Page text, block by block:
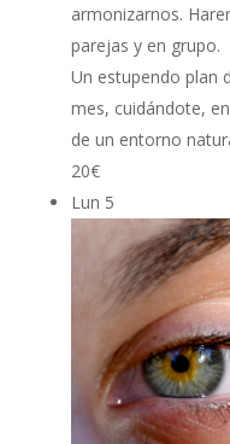
armonizarnos.
parejas y en grupo.
Un estupendo plan
mes, cuidándote,
de un entorno
20€
Lun 5